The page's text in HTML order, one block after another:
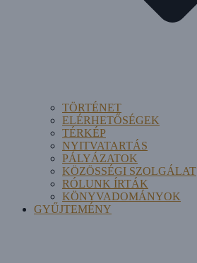
TÖRTÉNET
ELÉRHETŐSÉGEK
TÉRKÉP
NYITVATARTÁS
PÁLYÁZATOK
KÖZÖSSÉGI SZOLGÁLAT
RÓLUNK ÍRTÁK
KÖNYVADOMÁNYOK
GYŰJTEMÉNY